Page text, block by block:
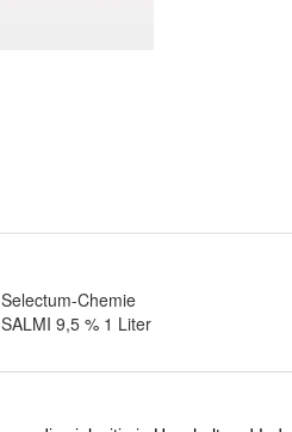
Selectum-Chemie
SALMI 9,5 % 1 Liter